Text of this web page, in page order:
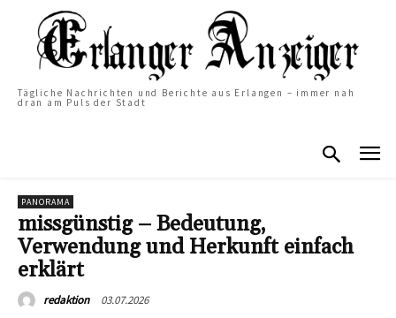
Tägliche Nachrichten und Berichte aus Erlangen – immer nah
dran am Puls der Stadt
PANORAMA
missgünstig – Bedeutung,
Verwendung und Herkunft einfach
erklärt
redaktion 03.07.2026